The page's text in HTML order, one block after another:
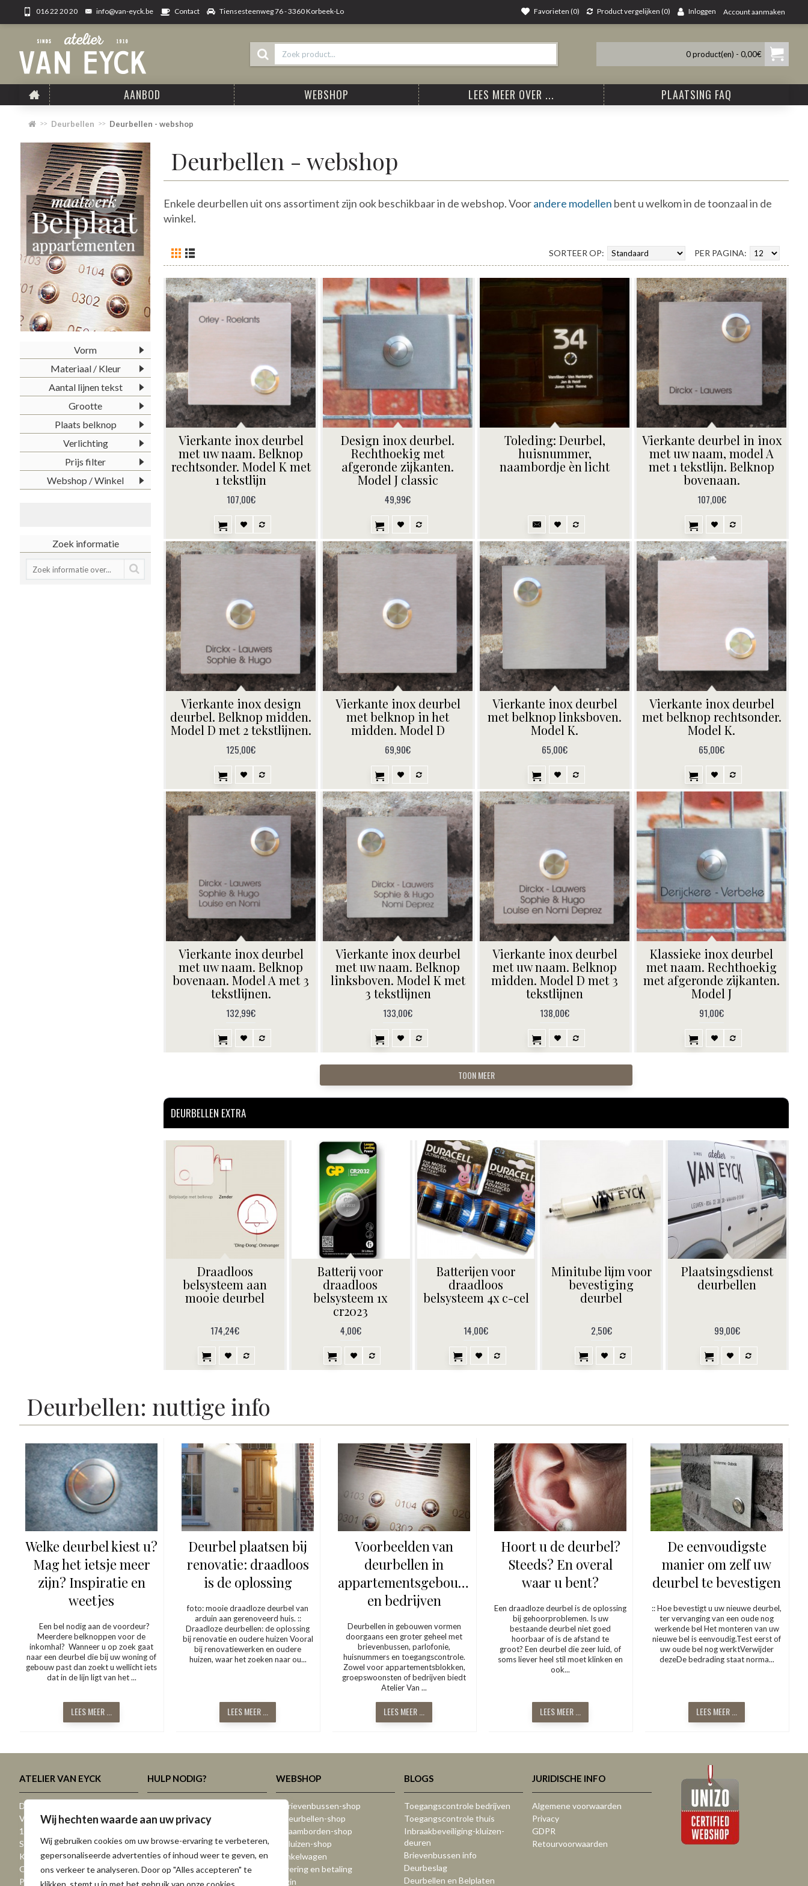
Wij hechten waarde aan uw privacy
Wij gebruiken cookies om uw browse-ervaring te verbeteren,
gepersonaliseerde advertenties of inhoud weer te geven, en
ons verkeer te analyseren. Door op "Alles accepteren" te
klikken, stemt u in met het gebruik van onze cookies.
016 22 20 20 info@van-eyck.be Contact Tiensesteenweg 76 - 3360 Korbeek-Lo Favorieten (0) Product vergelijken (0) Inloggen Account aanmaken
0 product(en) - 0,00€
AANBOD WEBSHOP LEES MEER OVER ... PLAATSING FAQ
Deurbellen Deurbellen - webshop
Vorm
Materiaal / Kleur
Aantal lijnen tekst
Grootte
Plaats belknop
Verlichting
Prijs filter
Webshop / Winkel
Zoek informatie
Deurbellen - webshop
Enkele deurbellen uit ons assortiment zijn ook beschikbaar in de webshop. Voorandere modellen bent u welkom in de toonzaal in de
winkel.
PER PAGINA:
SORTEER OP:
Vierkante inox deurbel
met uw naam. Belknop
rechtsonder. Model K met
1 tekstlijn
107,00€
Design inox deurbel.
Rechthoekig met
afgeronde zijkanten.
Model J classic
49,99€
Toleding: Deurbel,
huisnummer,
naambordje èn licht
Vierkante deurbel in inox
met uw naam, model A
met 1 tekstlijn. Belknop
bovenaan.
107,00€
Vierkante inox design
deurbel. Belknop midden.
Model D met 2 tekstlijnen.
125,00€
Vierkante inox deurbel
met belknop in het
midden. Model D
69,90€
Vierkante inox deurbel
met belknop linksboven.
Model K.
65,00€
Vierkante inox deurbel
met belknop rechtsonder.
Model K.
65,00€
Vierkante inox deurbel
met uw naam. Belknop
bovenaan. Model A met 3
tekstlijnen.
132,99€
Vierkante inox deurbel
met uw naam. Belknop
linksboven. Model K met
3 tekstlijnen
133,00€
Vierkante inox deurbel
met uw naam. Belknop
midden. Model D met 3
tekstlijnen
138,00€
Klassieke inox deurbel
met naam. Rechthoekig
met afgeronde zijkanten.
Model J
91,00€
TOON MEER
DEURBELLEN EXTRA
Draadloos
belsysteem aan
mooie deurbel
174,24€
Batterij voor
draadloos
belsysteem 1x
cr2023
4,00€
Batterijen voor
draadloos
belsysteem 4x c-cel
14,00€
Minitube lijm voor
bevestiging
deurbel
2,50€
Plaatsingsdienst
deurbellen
99,00€
Deurbellen: nuttige info
Welke deurbel kiest u?
Mag het ietsje meer
zijn? Inspiratie en
weetjes
Een bel nodig aan de voordeur?
Meerdere belknoppen voor de
inkomhal? Wanneer u op zoek gaat
naar een deurbel die bij uw woning of
gebouw past dan zoekt u wellicht iets
dat in de lijn ligt van het ...
LEES MEER ...
Deurbel plaatsen bij
renovatie: draadloos
is de oplossing
foto: mooie draadloze deurbel van
arduin aan gerenoveerd huis. ::
Draadloze deurbellen: de oplossing
bij renovatie en oudere huizen Vooral
bij renovatiewerken en oudere
huizen, waar het zoeken naar ou...
LEES MEER ...
Voorbeelden van
deurbellen in
appartementsgebouwen
en bedrijven
Deurbellen in gebouwen vormen
doorgaans een groter geheel met
brievenbussen, parlofonie,
huisnummers en toegangscontrole.
Zowel voor appartementsblokken,
groepswoonsten of bedrijven biedt
Atelier Van ...
LEES MEER ...
Hoort u de deurbel?
Steeds? En overal
waar u bent?
Een draadloze deurbel is de oplossing
bij gehoorproblemen. Is uw
bestaande deurbel niet goed
hoorbaar of is de afstand te
groot? Een deurbel die zeer luid, of
soms liever heel stil moet klinken en
ook...
LEES MEER ...
De eenvoudigste
manier om zelf uw
deurbel te bevestigen
:: Hoe bevestigt u uw nieuwe deurbel,
ter vervanging van een oude nog
werkende bel Het monteren van uw
nieuwe bel is eenvoudig.Test eerst of
uw oude bel nog werktVerwijder
dezeDe bedrading staat norma...
LEES MEER ...
ATELIER VAN EYCK
Dit zijn we, dit doen we
Vacatures
1910-2025 - Historiek
Sitemap. Overzicht website
Kwaliteitsmerken
Openingsuren
Pers
HULP NODIG?
Contacteer ons
Plaatsingstips
Plaatsingsadvies
Slot opmeten
Inspiratie en advies
WEBSHOP
:: Brievenbussen-shop
:: Deurbellen-shop
:: Naamborden-shop
:: Kluizen-shop
Winkelwagen
Levering en betaling
Login
BLOGS
Toegangscontrole bedrijven
Toegangscontrole thuis
Inbraakbeveiliging-kluizen-
deuren
Brievenbussen info
Deurbeslag
Deurbellen en Belplaten
JURIDISCHE INFO
Algemene voorwaarden
Privacy
GDPR
Retourvoorwaarden